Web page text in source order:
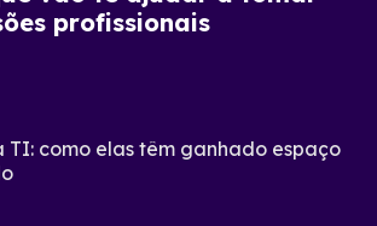
profissionais